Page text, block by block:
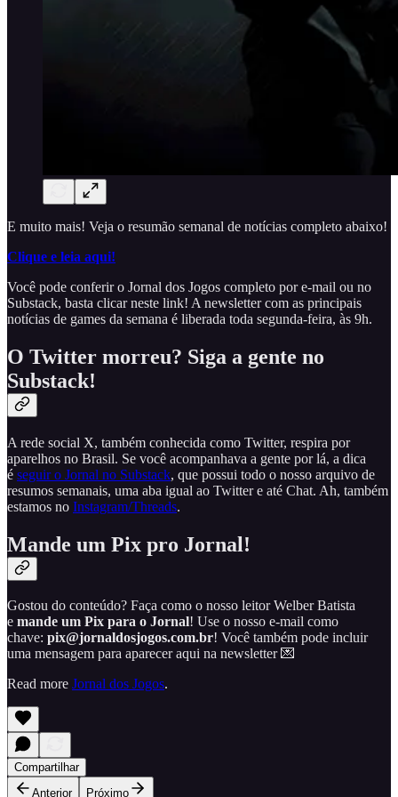
E muito mais! Veja o resumão semanal de notícias completo abaixo!
Clique e leia aqui!
Você pode conferir o Jornal dos Jogos completo por e-mail ou no
Substack, basta clicar neste link! A newsletter com as principais
notícias de games da semana é liberada toda segunda-feira, às 9h.
O Twitter morreu? Siga a gente no
Substack!
A rede social X, também conhecida como Twitter, respira por
aparelhos no Brasil. Se você acompanhava a gente por lá, a dica
é seguir o Jornal no Substack, que possui todo o nosso arquivo de
resumos semanais, uma aba igual ao Twitter e até Chat. Ah, também
estamos no Instagram/Threads.
Mande um Pix pro Jornal!
Gostou do conteúdo? Faça como o nosso leitor Welber Batista
e mande um Pix para o Jornal! Use o nosso e-mail como
chave: pix@jornaldosjogos.com.br! Você também pode incluir
uma mensagem para aparecer aqui na newsletter 💌
Read more Jornal dos Jogos.
Compartilhar
Anterior
Próximo